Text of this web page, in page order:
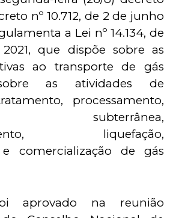
nº 10.712, de 2 de junho
a Lei nº 14.134, de
que dispõe sobre as
ao transporte de gás
as atividades de
processamento,
subterrânea,
liquefação,
e comercialização de gás
aprovado na reunião